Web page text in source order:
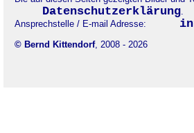
Datenschutzerklärung.
Ansprechstelle / E-mail Adresse:
© Bernd Kittendorf, 2008 - 2026